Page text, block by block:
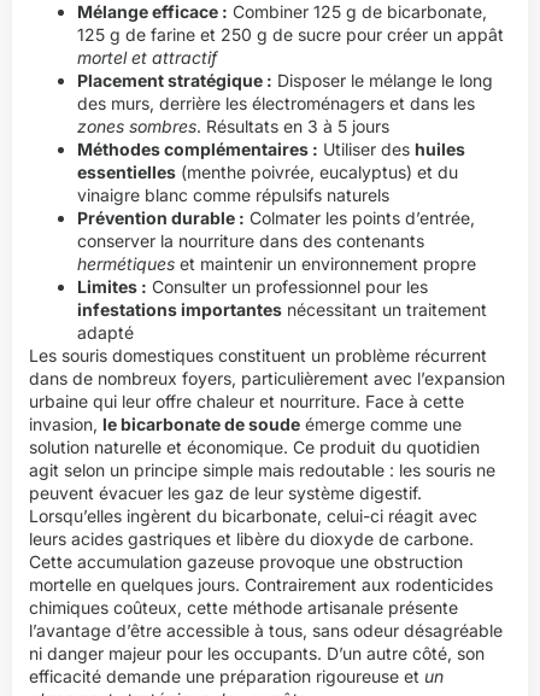
Mélange efficace : Combiner 125 g de bicarbonate,
125 g de farine et 250 g de sucre pour créer un appât
mortel et attractif
Placement stratégique : Disposer le mélange le long
des murs, derrière les électroménagers et dans les
zones sombres. Résultats en 3 à 5 jours
Méthodes complémentaires : Utiliser des huiles
essentielles (menthe poivrée, eucalyptus) et du
vinaigre blanc comme répulsifs naturels
Prévention durable : Colmater les points d’entrée,
conserver la nourriture dans des contenants
hermétiques et maintenir un environnement propre
Limites : Consulter un professionnel pour les
infestations importantes nécessitant un traitement
adapté
Les souris domestiques constituent un problème récurrent
dans de nombreux foyers, particulièrement avec l’expansion
urbaine qui leur offre chaleur et nourriture. Face à cette
invasion, le bicarbonate de soude émerge comme une
solution naturelle et économique. Ce produit du quotidien
agit selon un principe simple mais redoutable : les souris ne
peuvent évacuer les gaz de leur système digestif.
Lorsqu’elles ingèrent du bicarbonate, celui-ci réagit avec
leurs acides gastriques et libère du dioxyde de carbone.
Cette accumulation gazeuse provoque une obstruction
mortelle en quelques jours. Contrairement aux rodenticides
chimiques coûteux, cette méthode artisanale présente
l’avantage d’être accessible à tous, sans odeur désagréable
ni danger majeur pour les occupants. D’un autre côté, son
efficacité demande une préparation rigoureuse et un